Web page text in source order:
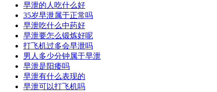
早泄的人吃什么好
35岁早泄属于正常吗
早泄吃什么中药好
早泄要怎么锻炼好呢
打飞机过多会早泄吗
男人多少分钟属于早泄
早泄是阳痿吗
早泄有什么表现的
早泄可以打飞机吗